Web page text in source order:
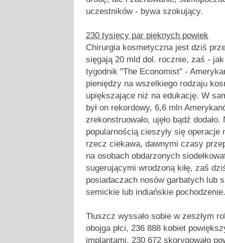
uczestników - bywa szokujący.
230 tysięcy par pięknych powiek
Chirurgia kosmetyczna jest dziś
sięgają 20 mld dol. rocznie, zaś - jak
tygodnik "The Economist" -
pieniędzy na wszelkiego rodzaju
upiększające niż na edukację. W
był on rekordowy, 6,6 mln
zrekonstruowało, ujęło bądź
popularnością cieszyły się operacje
rzecz ciekawa, dawnymi czasy
na osobach obdarzonych
sugerującymi wrodzoną kiłę, zaś
posiadaczach nosów garbatych lub
semickie lub indiańskie pochodzenie.
Tłuszcz wyssało sobie w zeszłym
obojga płci, 236 888 kobiet
implantami, 230 672 skorygowało